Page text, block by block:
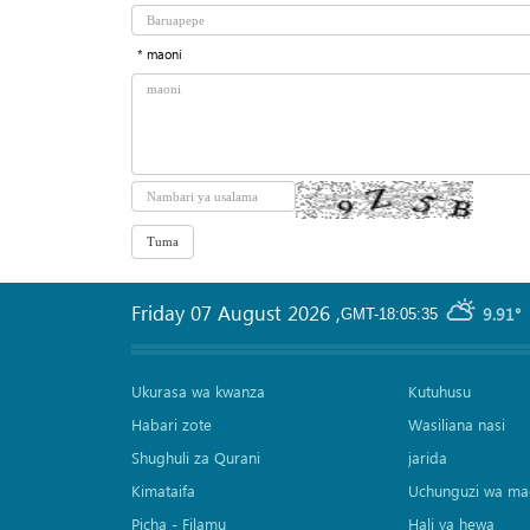
* maoni
GMT-18:05:35 9.91°
Friday 07 August 2026 ,
Ukurasa wa kwanza
Habari zote
Shughuli za Qurani
Kimataifa
Picha‎ - Filamu‎
Kutuhusu
Wasiliana nasi
jarida
Uchunguzi wa
Hali ya hewa